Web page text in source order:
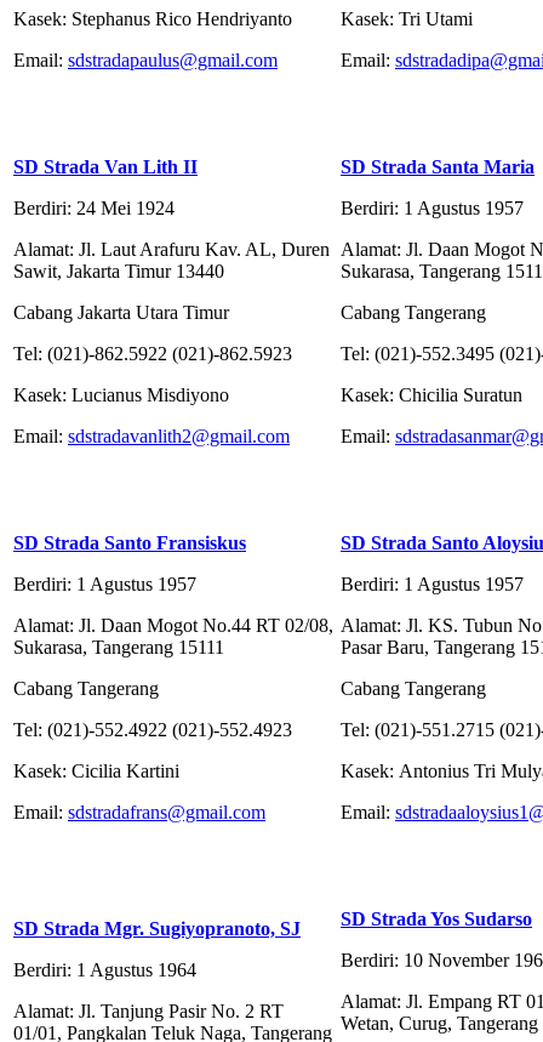
Kasek: Stephanus Rico Hendriyanto
Email: sdstradapaulus@gmail.com
Kasek: Tri Utami
Email:
SD Strada Van Lith II
Berdiri: 24 Mei 1924
Alamat: Jl. Laut Arafuru Kav. AL, Duren
Sawit, Jakarta Timur 13440
Cabang Jakarta Utara Timur
Tel: (021)-862.5922 (021)-862.5923
Kasek: Lucianus Misdiyono
Email: sdstradavanlith2@gmail.com
SD Strada Santa Maria
Berdiri: 1 Agustus 1957
Alamat: Jl. Daan Mogot
Sukarasa, Tangerang
Cabang Tangerang
Tel: (021)-552.3495
Kasek: Chicilia Suratun
Email:
SD Strada Santo Fransiskus
Berdiri: 1 Agustus 1957
Alamat: Jl. Daan Mogot No.44 RT 02/08,
Sukarasa, Tangerang 15111
Cabang Tangerang
Tel: (021)-552.4922 (021)-552.4923
Kasek: Cicilia Kartini
Email: sdstradafrans@gmail.com
SD Strada Santo
Berdiri: 1 Agustus 1957
Alamat: Jl. KS. Tubun
Pasar Baru, Tangerang
Cabang Tangerang
Tel: (021)-551.2715
Kasek: Antonius Tri
Email:
SD Strada Mgr. Sugiyopranoto, SJ
Berdiri: 1 Agustus 1964
Alamat: Jl. Tanjung Pasir No. 2 RT
01/01, Pangkalan Teluk Naga, Tangerang
SD Strada Yos Sudarso
Berdiri: 10 November
Alamat: Jl. Empang RT
Wetan, Curug,